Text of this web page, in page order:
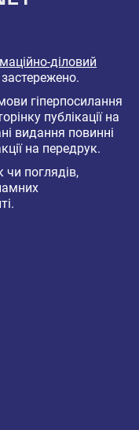
діловий
гіперпосилання
публікації на
видання повинні
на передрук.
поглядів,